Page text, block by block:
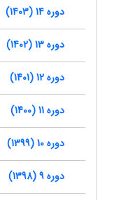
دوره 14 (1403)
دوره 13 (1402)
دوره 12 (1401)
دوره 11 (1400)
دوره 10 (1399)
دوره 9 (1398)